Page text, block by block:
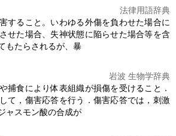
法律用語辞典
すること。いわゆる外傷を負わせた場合に
せた場合、失神状態に陥らせた場合等を含
もたらされるが、暴
岩波 生物学辞典
捕食により体表組織が損傷を受けること．
て，傷害応答を行う．傷害応答では，刺激
ャスモン酸の合成が